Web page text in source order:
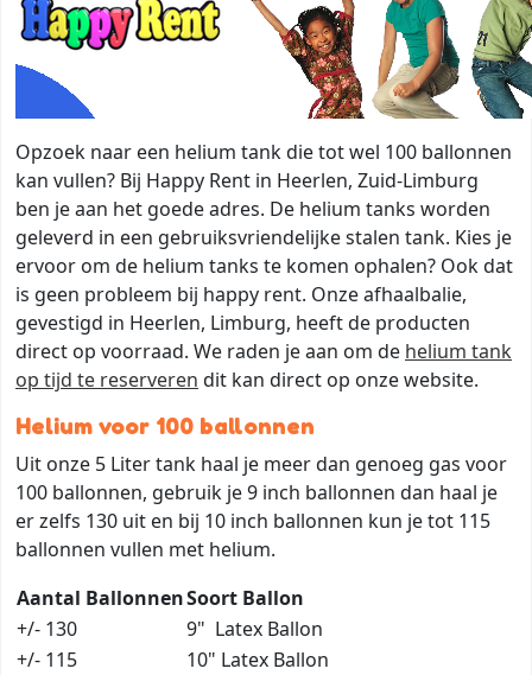
Opzoek naar een helium tank die tot wel 100 ballonnen
kan vullen? Bij Happy Rent in Heerlen, Zuid-Limburg
ben je aan het goede adres. De helium tanks worden
geleverd in een gebruiksvriendelijke stalen tank. Kies je
ervoor om de helium tanks te komen ophalen? Ook dat
is geen probleem bij happy rent. Onze afhaalbalie,
gevestigd in Heerlen, Limburg, heeft de producten
direct op voorraad. We raden je aan om de helium tank
op tijd te reserveren dit kan direct op onze website.
Helium voor 100 ballonnen
Uit onze 5 Liter tank haal je meer dan genoeg gas voor
100 ballonnen, gebruik je 9 inch ballonnen dan haal je
er zelfs 130 uit en bij 10 inch ballonnen kun je tot 115
ballonnen vullen met helium.
Aantal BallonnenSoort Ballon
+/- 130
9" Latex Ballon
+/- 115
10" Latex Ballon